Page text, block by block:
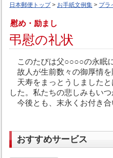
日本郵便トップ> お手紙文例集 > プラ
慰め・励まし
弔慰の礼状
このたびは父○○○○の永眠
故人が生前数々の御厚情を
天寿をまっとうしましたと
した。私たちの悲しみもい
今後とも、末永くお付き合
おすすめサービス